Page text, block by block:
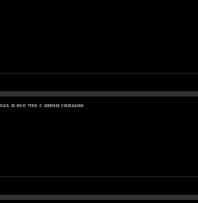
и все что с ними связано